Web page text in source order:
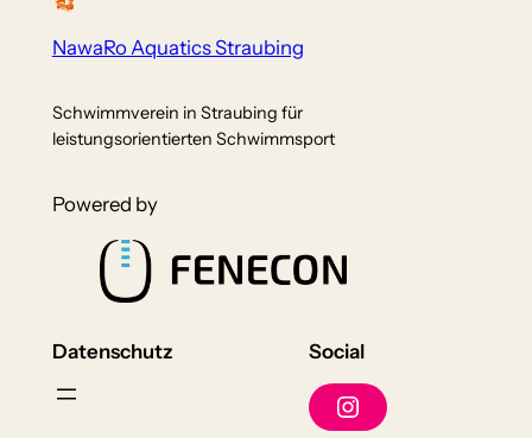
NawaRo Aquatics Straubing
Schwimmverein in Straubing für
leistungsorientierten Schwimmsport
Powered by
Datenschutz Social
I
n